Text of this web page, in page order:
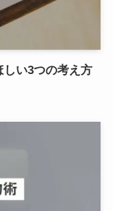
い3つの考え方